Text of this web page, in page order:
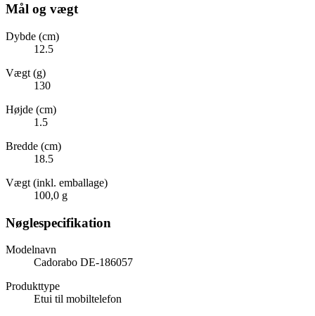
Mål og vægt
Dybde (cm)
12.5
Vægt (g)
130
Højde (cm)
1.5
Bredde (cm)
18.5
Vægt (inkl. emballage)
100,0 g
Nøglespecifikation
Modelnavn
Cadorabo DE-186057
Produkttype
Etui til mobiltelefon